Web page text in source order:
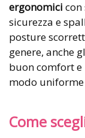
ergonomici con
sicurezza e
posture
genere, anche
buon comfort
modo
Come